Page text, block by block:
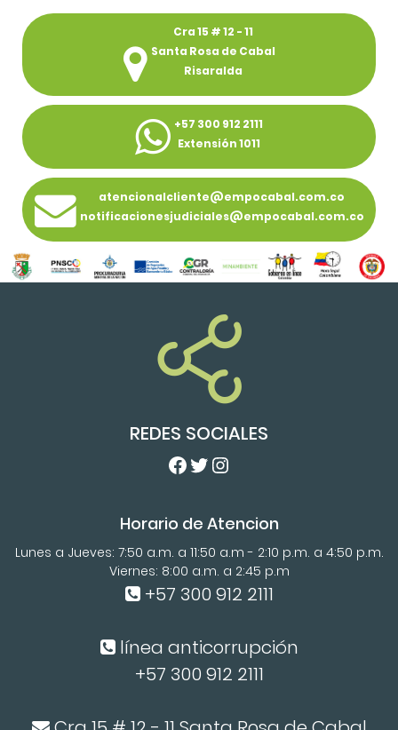
Cra 15 # 12 - 11
Santa Rosa de Cabal
Risaralda
+57 300 912 2111
Extensión 1011
atencionalcliente@empocabal.com.co
notificacionesjudiciales@empocabal.com.co
REDES SOCIALES
Facebook
Twitter
Instagram
Horario de Atencion
Lunes a Jueves: 7:50 a.m. a 11:50 a.m - 2:10 p.m. a 4:50 p.m.
Viernes: 8:00 a.m. a 2:45 p.m
+57 300 912 2111
línea anticorrupción
+57 300 912 2111